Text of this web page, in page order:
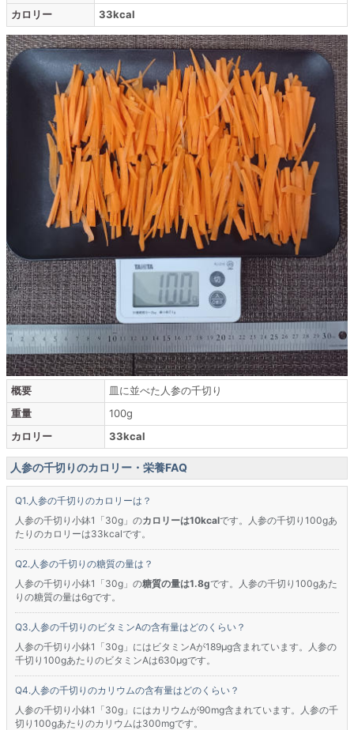
カロリー
33kcal
概要
皿に並べた人参の千切り
重量
100g
カロリー
33kcal
人参の千切りのカロリー・栄養FAQ
人参の千切りのカロリーは？
人参の千切り小鉢1「30g」のカロリーは10kcalです。人参の千切り100gあ
たりのカロリーは33kcalです。
人参の千切りの糖質の量は？
人参の千切り小鉢1「30g」の糖質の量は1.8gです。人参の千切り100gあた
りの糖質の量は6gです。
人参の千切りのビタミンAの含有量はどのくらい？
人参の千切り小鉢1「30g」にはビタミンAが189μg含まれています。人参の
千切り100gあたりのビタミンAは630μgです。
人参の千切りのカリウムの含有量はどのくらい？
人参の千切り小鉢1「30g」にはカリウムが90mg含まれています。人参の千
切り100gあたりのカリウムは300mgです。